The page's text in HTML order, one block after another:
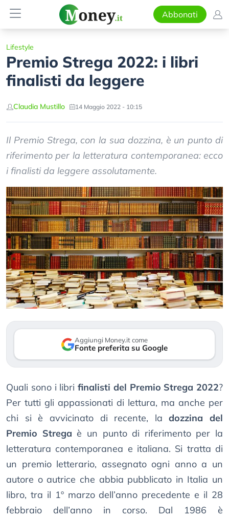
Abbonati
Lifestyle
Premio Strega 2022: i libri
finalisti da leggere
Claudia Mustillo 14 Maggio 2022 - 10:15
Il Premio Strega, con la sua dozzina, è un punto di
riferimento per la letteratura contemporanea: ecco
i finalisti da leggere assolutamente.
Aggiungi Money.it come
Fonte preferita su Google
Quali sono i libri finalisti del Premio Strega 2022?
Per tutti gli appassionati di lettura, ma anche per
chi si è avvicinato di recente, ladozzina del
Premio Strega è un punto di riferimento per la
letteratura contemporanea e italiana. Si tratta di
un premio letterario, assegnato ogni anno a un
autore o autrice che abbia pubblicato in Italia un
libro, tra il 1º marzo dell’anno precedente e il 28
febbraio dell’anno in corso. Dal 1986 è